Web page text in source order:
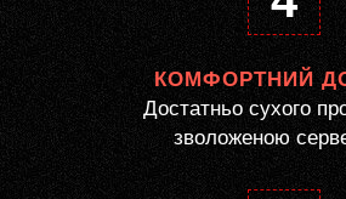
КОМФОРТНИЙ
Достатньо сухого
зволоженою